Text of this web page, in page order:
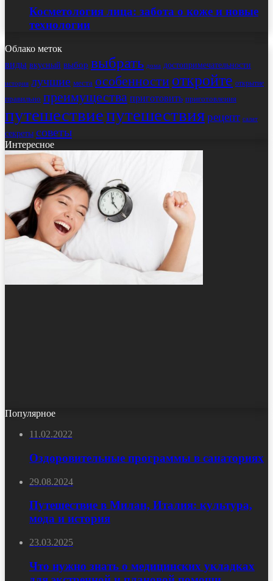
Косметология лица: забота о коже и новые
технологии
Облако меток
виды вкусный выбор выбрать дома достопримечательности
история лучшие места особенности откройте открытие
правильно преимущества приготовить приготовления
путешествиепутешествиярецепт салат
секреты советы
Интересное
Популярное
11.02.2022
Оздоровительные программы в санаториях
29.08.2024
Путешествие в Милан, Италия: культура,
мода и история
23.03.2025
Что нужно знать о медицинских укладках